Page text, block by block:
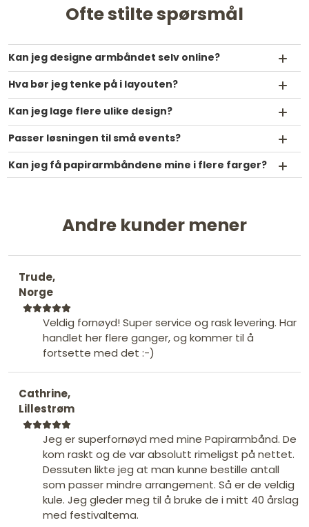
Ofte stilte spørsmål
Kan jeg designe armbåndet selv online?
Hva bør jeg tenke på i layouten?
Kan jeg lage flere ulike design?
Passer løsningen til små events?
Kan jeg få papirarmbåndene mine i flere farger?
Andre kunder mener
Trude,
Norge
Veldig fornøyd! Super service og rask levering. Har
handlet her flere ganger, og kommer til å
fortsette med det :-)
Cathrine,
Lillestrøm
Jeg er superfornøyd med mine Papirarmbånd. De
kom raskt og de var absolutt rimeligst på nettet.
Dessuten likte jeg at man kunne bestille antall
som passer mindre arrangement. Så er de veldig
kule. Jeg gleder meg til å bruke de i mitt 40 årslag
med festivaltema.